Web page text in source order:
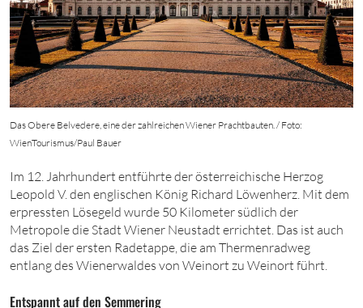
Das Obere Belvedere, eine der zahlreichen Wiener Prachtbauten. / Foto:
WienTourismus/Paul Bauer
Im 12. Jahrhundert entführte der österreichische Herzog
Leopold V. den englischen König Richard Löwenherz. Mit dem
erpressten Lösegeld wurde 50 Kilometer südlich der
Metropole die Stadt Wiener Neustadt errichtet. Das ist auch
das Ziel der ersten Radetappe, die am Thermenradweg
entlang des Wienerwaldes von Weinort zu Weinort führt.
Entspannt auf den Semmering